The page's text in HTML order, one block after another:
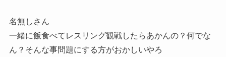
名無しさん
一緒に飯食べてレスリング観戦したらあかんの？何でな
ん？そんな事問題にする方がおかしいやろ